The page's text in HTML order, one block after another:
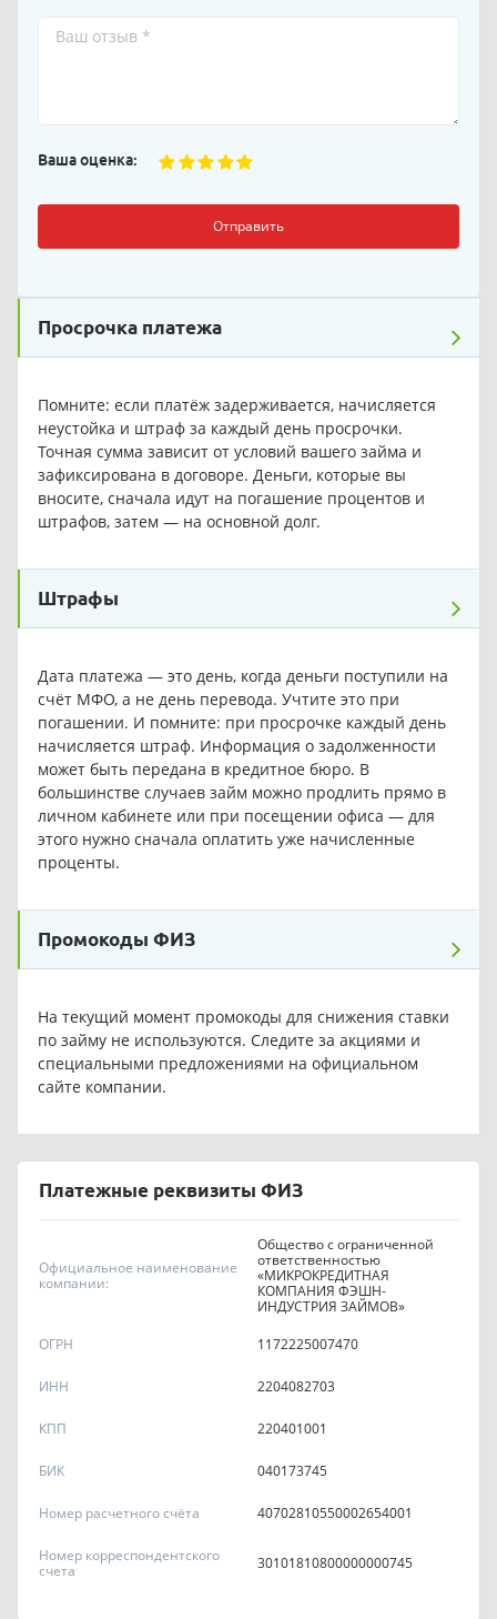
Ваша оценка:
Отправить
Просрочка платежа
Помните: если платёж задерживается, начисляется
неустойка и штраф за каждый день просрочки.
Точная сумма зависит от условий вашего займа и
зафиксирована в договоре. Деньги, которые вы
вносите, сначала идут на погашение процентов и
штрафов, затем — на основной долг.
Штрафы
Дата платежа — это день, когда деньги поступили на
счёт МФО, а не день перевода. Учтите это при
погашении. И помните: при просрочке каждый день
начисляется штраф. Информация о задолженности
может быть передана в кредитное бюро. В
большинстве случаев займ можно продлить прямо в
личном кабинете или при посещении офиса — для
этого нужно сначала оплатить уже начисленные
проценты.
Промокоды ФИЗ
На текущий момент промокоды для снижения ставки
по займу не используются. Следите за акциями и
специальными предложениями на официальном
сайте компании.
Платежные реквизиты ФИЗ
Официальное наименование
компании:
Общество с ограниченной
ответственностью
«МИКРОКРЕДИТНАЯ
КОМПАНИЯ ФЭШН-
ИНДУСТРИЯ ЗАЙМОВ»
ОГРН
1172225007470
ИНН 2204082703
КПП 220401001
БИК 040173745
Номер расчетного счёта 40702810550002654001
Номер корреспондентского
счета
30101810800000000745